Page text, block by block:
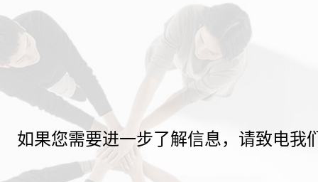
如果您需要进一步了解信息，请致电我